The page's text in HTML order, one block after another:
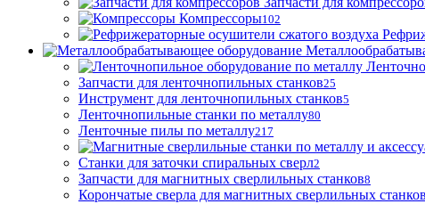
Компрессоры102
Запчасти для ленточнопильных станков25
Инструмент для ленточнопильных станков5
Ленточнопильные станки по металлу80
Ленточные пилы по металлу217
Станки для заточки спиральных сверл2
Запчасти для магнитных сверлильных станков8
Корончатые сверла для магнитных сверлильных станков